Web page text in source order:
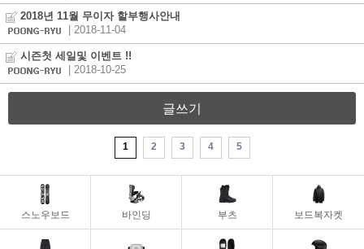
2018년 11월 무이자 할부행사안내
| 2018-11-04
시즌첫 세일및 이벤트 !!
| 2018-10-25
글쓰기
1 2 3 4 5
스노우보드 바인딩 부츠 보드복자켓